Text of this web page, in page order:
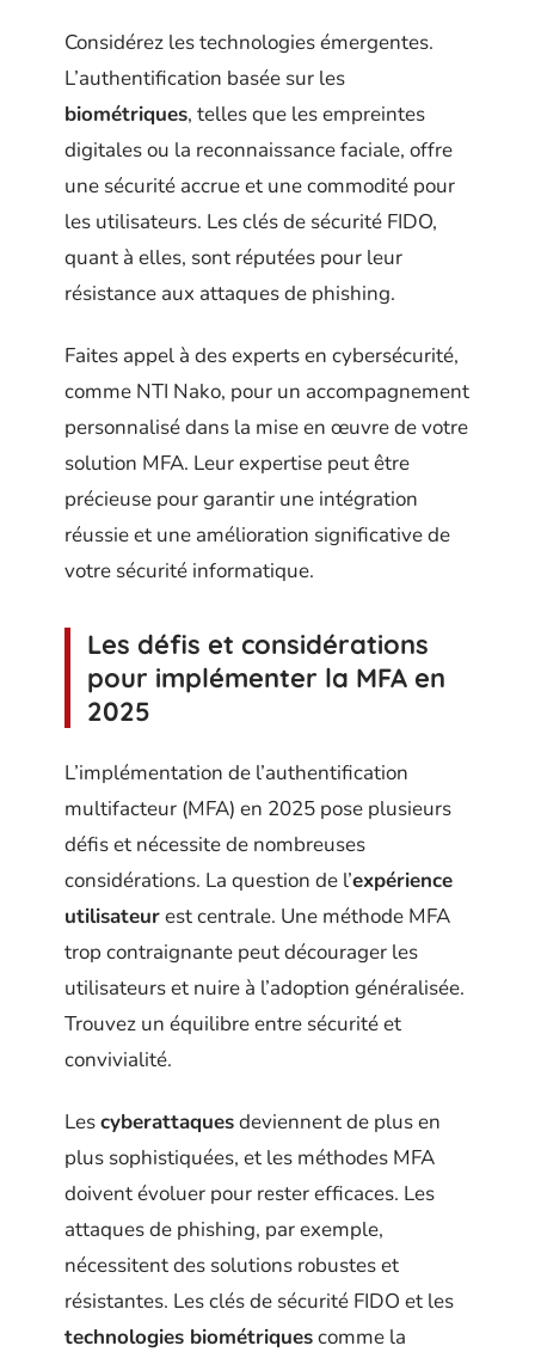
Considérez les technologies émergentes.
L’authentification basée sur les
biométriques, telles que les empreintes
digitales ou la reconnaissance faciale, offre
une sécurité accrue et une commodité pour
les utilisateurs. Les clés de sécurité FIDO,
quant à elles, sont réputées pour leur
résistance aux attaques de phishing.
Faites appel à des experts en cybersécurité,
comme NTI Nako, pour un accompagnement
personnalisé dans la mise en œuvre de votre
solution MFA. Leur expertise peut être
précieuse pour garantir une intégration
réussie et une amélioration significative de
votre sécurité informatique.
Les défis et considérations
pour implémenter la MFA en
2025
L’implémentation de l’authentification
multifacteur (MFA) en 2025 pose plusieurs
défis et nécessite de nombreuses
considérations. La question de l’expérience
utilisateurest centrale. Une méthode MFA
trop contraignante peut décourager les
utilisateurs et nuire à l’adoption généralisée.
Trouvez un équilibre entre sécurité et
convivialité.
Lescyberattaquesdeviennent de plus en
plus sophistiquées, et les méthodes MFA
doivent évoluer pour rester efficaces. Les
attaques de phishing, par exemple,
nécessitent des solutions robustes et
résistantes. Les clés de sécurité FIDO et les
technologies biométriquescomme la